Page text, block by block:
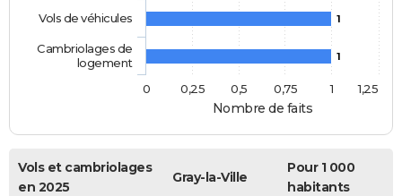
Nombre de faits
1
1
Vols de véhicules
Cambriolages de
logement
0
1
0,25 0,5 0,75 1,25
Vols et cambriolages
en 2025
Gray-la-Ville
Pour 1 000
habitants